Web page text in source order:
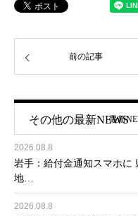
前の記事
その他の最新NEWS
2026.08.8
岩手：給付金通知スマホに
地…
2026.08.8
最新